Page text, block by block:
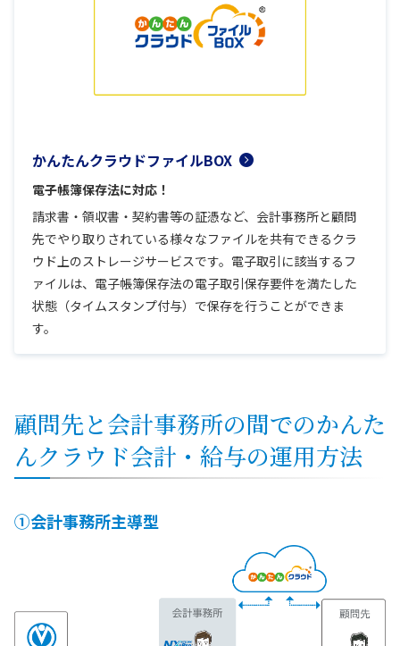
かんたんクラウドファイルBOX
電子帳簿保存法に対応！
請求書・領収書・契約書等の証憑など、会計事務所と顧問
先でやり取りされている様々なファイルを共有できるクラ
ウド上のストレージサービスです。電子取引に該当するフ
ァイルは、電子帳簿保存法の電子取引保存要件を満たした
状態（タイムスタンプ付与）で保存を行うことができま
す。
顧問先と会計事務所の間でのかんた
んクラウド会計・給与の運用方法
①会計事務所主導型